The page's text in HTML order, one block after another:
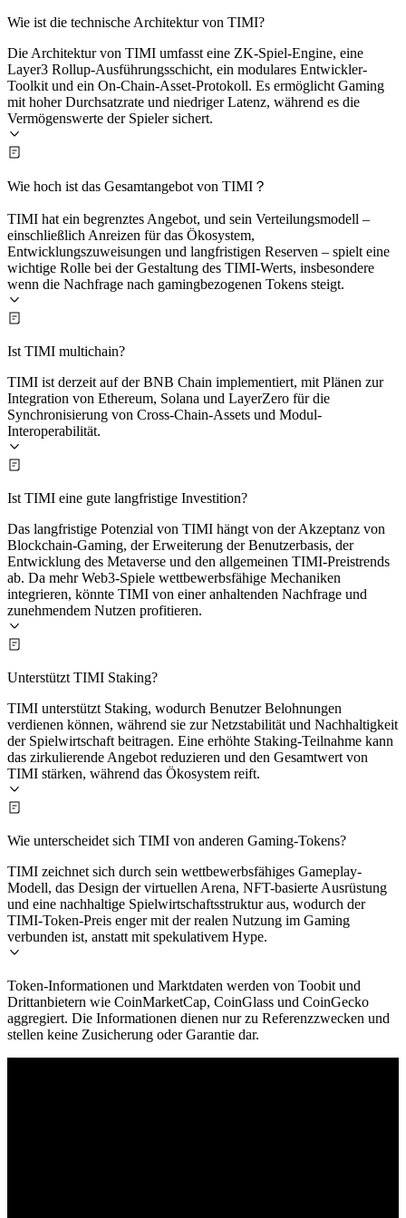
Wie ist die technische Architektur von TIMI?
Die Architektur von TIMI umfasst eine ZK-Spiel-Engine, eine
Layer3 Rollup-Ausführungsschicht, ein modulares Entwickler-
Toolkit und ein On-Chain-Asset-Protokoll. Es ermöglicht Gaming
mit hoher Durchsatzrate und niedriger Latenz, während es die
Vermögenswerte der Spieler sichert.
Wie hoch ist das Gesamtangebot von TIMI？
TIMI hat ein begrenztes Angebot, und sein Verteilungsmodell –
einschließlich Anreizen für das Ökosystem,
Entwicklungszuweisungen und langfristigen Reserven – spielt eine
wichtige Rolle bei der Gestaltung des TIMI-Werts, insbesondere
wenn die Nachfrage nach gamingbezogenen Tokens steigt.
Ist TIMI multichain?
TIMI ist derzeit auf der BNB Chain implementiert, mit Plänen zur
Integration von Ethereum, Solana und LayerZero für die
Synchronisierung von Cross-Chain-Assets und Modul-
Interoperabilität.
Ist TIMI eine gute langfristige Investition?
Das langfristige Potenzial von TIMI hängt von der Akzeptanz von
Blockchain-Gaming, der Erweiterung der Benutzerbasis, der
Entwicklung des Metaverse und den allgemeinen TIMI-Preistrends
ab. Da mehr Web3-Spiele wettbewerbsfähige Mechaniken
integrieren, könnte TIMI von einer anhaltenden Nachfrage und
zunehmendem Nutzen profitieren.
Unterstützt TIMI Staking?
TIMI unterstützt Staking, wodurch Benutzer Belohnungen
verdienen können, während sie zur Netzstabilität und Nachhaltigkeit
der Spielwirtschaft beitragen. Eine erhöhte Staking-Teilnahme kann
das zirkulierende Angebot reduzieren und den Gesamtwert von
TIMI stärken, während das Ökosystem reift.
Wie unterscheidet sich TIMI von anderen Gaming-Tokens?
TIMI zeichnet sich durch sein wettbewerbsfähiges Gameplay-
Modell, das Design der virtuellen Arena, NFT-basierte Ausrüstung
und eine nachhaltige Spielwirtschaftsstruktur aus, wodurch der
TIMI-Token-Preis enger mit der realen Nutzung im Gaming
verbunden ist, anstatt mit spekulativem Hype.
Token-Informationen und Marktdaten werden von Toobit und
Drittanbietern wie CoinMarketCap, CoinGlass und CoinGecko
aggregiert. Die Informationen dienen nur zu Referenzzwecken und
stellen keine Zusicherung oder Garantie dar.